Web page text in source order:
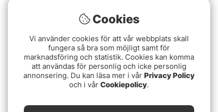
Cookies
Vi använder cookies för att vår webbplats skall
fungera så bra som möjligt samt för
marknadsföring och statistik. Cookies kan komma
att användas för personlig och icke personlig
annonsering. Du kan läsa mer i vår Privacy Policy
och i vår Cookiepolicy.